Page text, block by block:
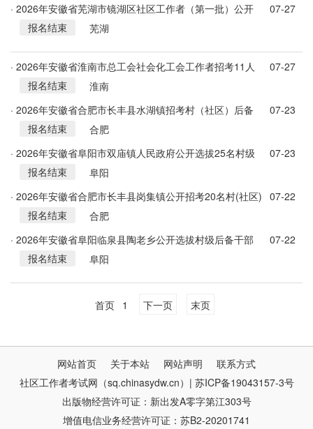
· 2026年安徽省芜湖市镜湖区社区工作者（第一批）公开
招考18人公告
07-27
报名结束
芜湖
· 2026年安徽省淮南市总工会社会化工会工作者招考11人
公告
07-27
报名结束
淮南
· 2026年安徽省合肥市长丰县水湖镇招考村（社区）后备
干部32人公告
07-23
报名结束
合肥
· 2026年安徽省阜阳市双庙镇人民政府公开选拔25名村级
后备干部公告
07-23
报名结束
阜阳
· 2026年安徽省合肥市长丰县岗集镇公开招考20名村(社区)
后备干部公告
07-22
报名结束
合肥
· 2026年安徽省阜阳临泉县陶老乡公开选拔村级后备干部
15名公告
07-22
报名结束
阜阳
首页 1 下一页 末页
网站首页 关于本站 网站声明
联系方式
社区工作者考试网（sq.chinasydw.cn）| 苏ICP备19043157-3号
出版物经营许可证：新出发A零字第江303号
增值电信业务经营许可证：苏B2-20201741